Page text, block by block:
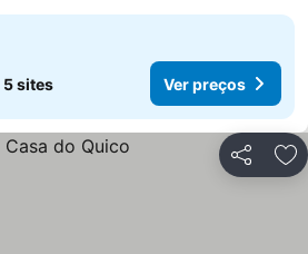
5 sites Ver preços
Partilhar